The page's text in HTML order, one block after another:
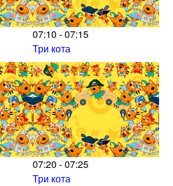
07:10 - 07:15
Три кота
07:20 - 07:25
Три кота